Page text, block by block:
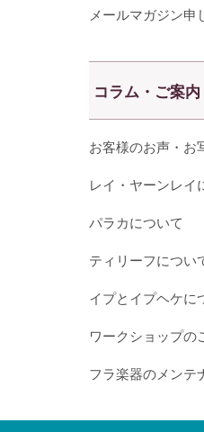
メールマガジン申
コラム・ご案内
お客様のお声・お
レイ・ヤーンレイ
パラカについて
ティリーフについ
イプとイプヘケに
ワークショップの
フラ楽器のメンテ